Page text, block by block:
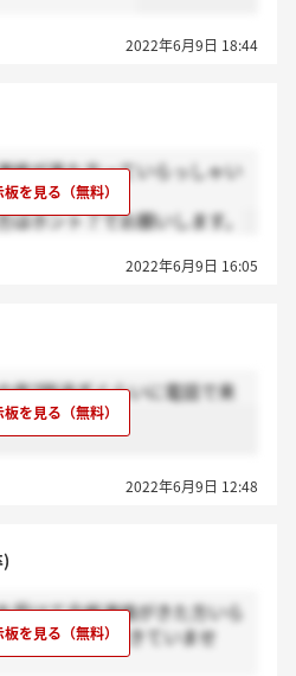
2022年6月9日 18:44
絡が来た方っていらっしゃい
ホント？でお願いします。
2022年6月9日 16:05
夜7時過ぎぐらいに電話で来
2022年6月9日 12:48
受けて合格連絡がきた方いら
に受けてまだきていませ